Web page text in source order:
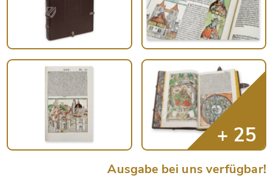
Ausgabe bei uns verfügbar!